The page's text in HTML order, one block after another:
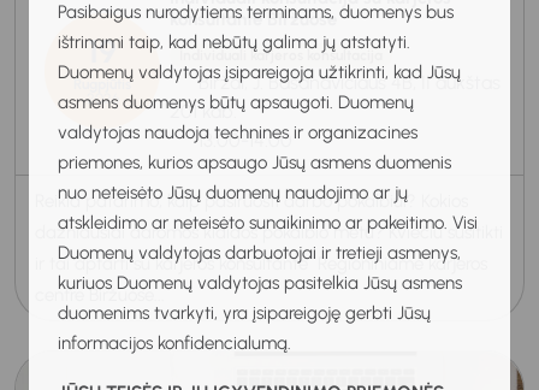
Pasibaigus nurodytiems terminams, duomenys bus
ištrinami taip, kad nebūtų galima jų atstatyti.
Duomenų valdytojas įsipareigoja užtikrinti, kad Jūsų
asmens duomenys būtų apsaugoti. Duomenų
valdytojas naudoja technines ir organizacines
priemones, kurios apsaugo Jūsų asmens duomenis
nuo neteisėto Jūsų duomenų naudojimo ar jų
atskleidimo ar neteisėto sunaikinimo ar pakeitimo. Visi
Duomenų valdytojas darbuotojai ir tretieji asmenys,
kuriuos Duomenų valdytojas pasitelkia Jūsų asmens
duomenims tvarkyti, yra įsipareigoję gerbti Jūsų
informacijos konfidencialumą.
19
Rugpjūtis
2026
konsultante Biržuose
Individuali karjeros konsultacija
Biržai, J. Basanavičiaus 4B, II aukštas
201 kab.
13:00-14:00
Reikia patarimo, kaip pasiruošti darbo pokalbiui? Kokios
dažniausiai daromos klaidos pokalbio metu? Kviečiu susitikti
ir tai aptarti su karjeros konsultante Regioniniame karjeros
centre Biržuose...